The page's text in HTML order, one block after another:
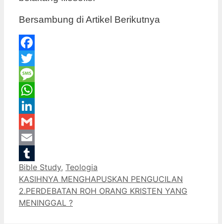
Bersambung di Artikel Berikutnya
Facebook
Twitter
Message
WhatsApp
LinkedIn
Gmail
Email
Tumblr
Categories
Bible Study, Teologia
KASIHNYA MENGHAPUSKAN PENGUCILAN
2.PERDEBATAN ROH ORANG KRISTEN YANG
MENINGGAL ?